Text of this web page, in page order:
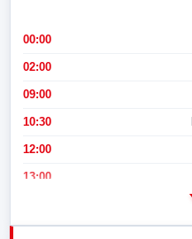
00:00
02:00
09:00
10:30
12:00
13:00